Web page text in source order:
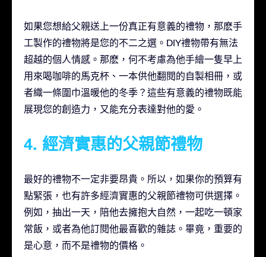
如果您想給父親送上一份真正有意義的禮物，那麽手
工製作的禮物將是您的不二之選。DIY禮物帶有無法
超越的個人情感。那麽，何不考慮為他手繪一隻早上
用來喝咖啡的馬克杯、一本供他翻閱的自製相冊，或
者織一條圍巾溫暖他的冬季？這些有意義的禮物既能
展現您的創造力，又能充分表達對他的愛。
4. 經濟實惠的父親節禮物
最好的禮物不一定非要昂貴。所以，如果你的預算有
點緊張，也有許多經濟實惠的父親節禮物可供選擇。
例如，抽出一天，陪他去擁抱大自然，一起吃一頓家
常飯，或者為他訂閱他最喜歡的雜誌。畢竟，重要的
是心意，而不是禮物的價格。